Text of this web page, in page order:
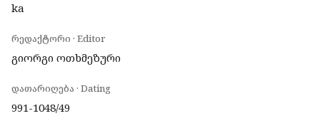
ka
რედაქტორი · Editor
გიორგი ოთხმეზური
დათარიღება · Dating
991-1048/49